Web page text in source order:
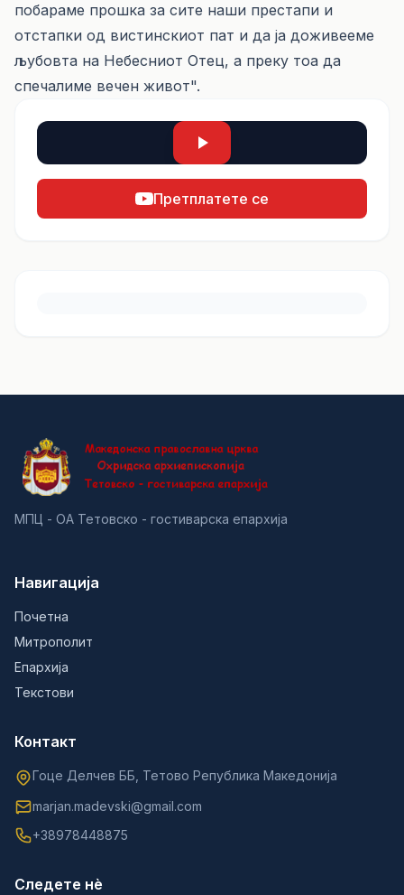
побараме прошка за сите наши престапи и
отстапки од вистинскиот пат и да ја доживееме
љубовта на Небесниот Отец, а преку тоа да
спечалиме вечен живот".
Претплатете се
МПЦ - ОА Тетовско - гостиварска епархија
Навигација
Почетна
Митрополит
Епархија
Текстови
Контакт
Гоце Делчев ББ, Тетово Република Македонија
marjan.madevski@gmail.com
+38978448875
Следете нè